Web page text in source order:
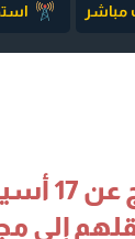
مباشر
الاحتلال
إلى